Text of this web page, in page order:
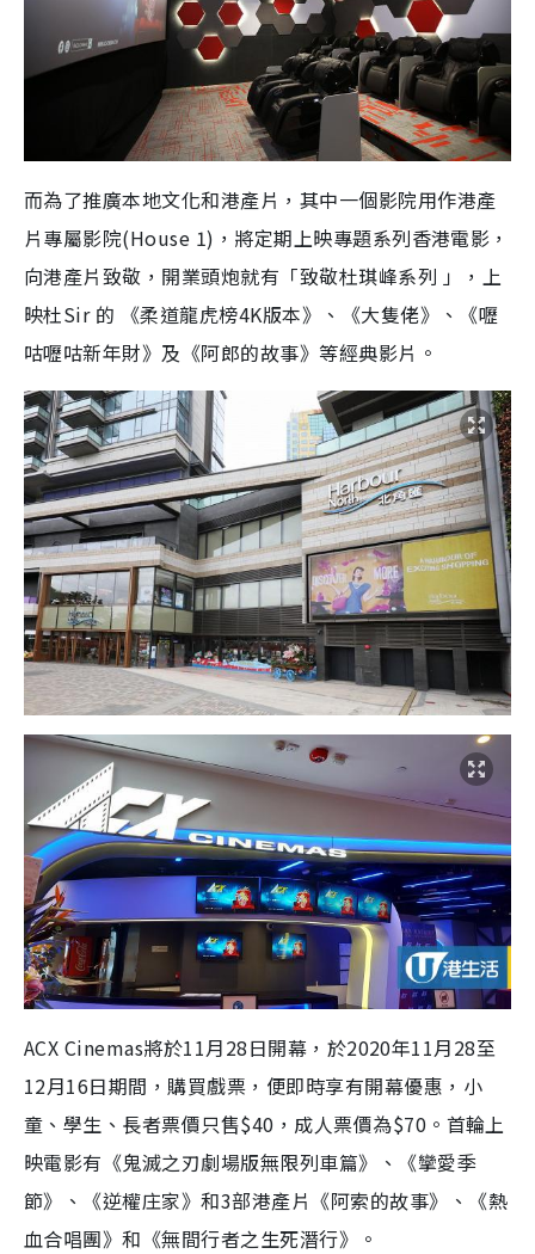
而為了推廣本地文化和港產片，其中一個影院用作港產
片專屬影院(House 1)，將定期上映專題系列香港電影，
向港產片致敬，開業頭炮就有「致敬杜琪峰系列 」，上
映杜Sir 的 《柔道龍虎榜4K版本》、《大隻佬》、《嚦
咕嚦咕新年財》及《阿郎的故事》等經典影片。
ACX Cinemas將於11月28日開幕，於2020年11月28至
12月16日期間，購買戲票，便即時享有開幕優惠，小
童、學生、長者票價只售$40，成人票價為$70。首輪上
映電影有《鬼滅之刃劇場版無限列車篇》、《攣愛季
節》、《逆權庄家》和3部港產片《阿索的故事》、《熱
血合唱團》和《無間行者之生死潛行》。